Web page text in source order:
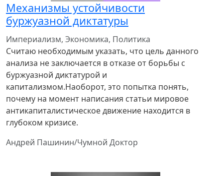
Механизмы устойчивости
буржуазной диктатуры
Империализм, Экономика, Политика
Считаю необходимым указать, что цель данного
анализа не заключается в отказе от борьбы с
буржуазной диктатурой и
капитализмом.Наоборот, это попытка понять,
почему на момент написания статьи мировое
антикапиталистическое движение находится в
глубоком кризисе.
Андрей Пашинин/Чумной Доктор